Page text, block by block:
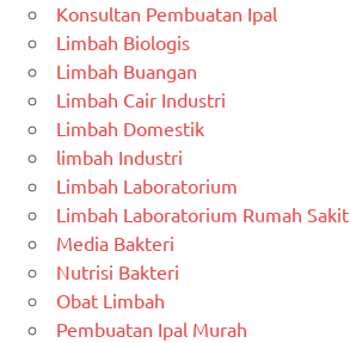
Konsultan Pembuatan Ipal
Limbah Biologis
Limbah Buangan
Limbah Cair Industri
Limbah Domestik
limbah Industri
Limbah Laboratorium
Limbah Laboratorium Rumah Sakit
Media Bakteri
Nutrisi Bakteri
Obat Limbah
Pembuatan Ipal Murah